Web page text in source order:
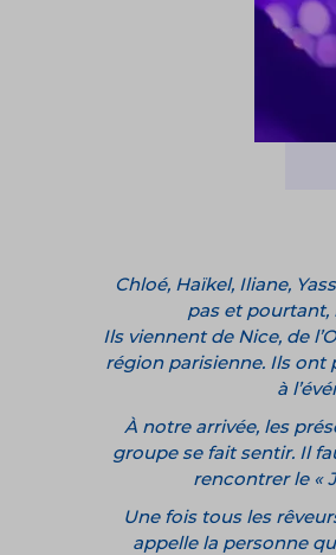
Chloé, Haïkel, Iliane,
pas et pourtant,
Ils viennent de Nice, de
région parisienne. Ils ont
à
À notre arrivée, les
groupe se fait sentir. Il
rencontrer le «
Une fois tous les
appelle la personne